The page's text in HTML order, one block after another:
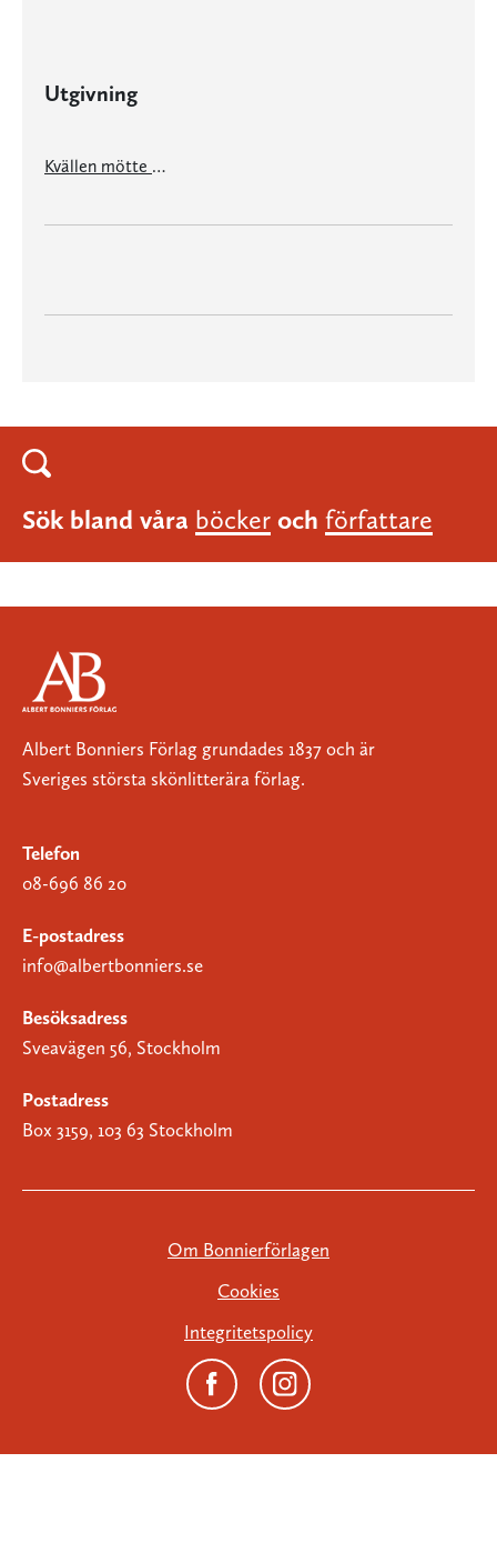
Utgivning
Kvällen mötte mig
Sök bland våra böcker och författare
Albert Bonniers Förlag grundades 1837 och är
Sveriges största skönlitterära förlag.
Telefon
08-696 86 20
E-postadress
info@albertbonniers.se
Besöksadress
Sveavägen 56, Stockholm
Postadress
Box 3159, 103 63 Stockholm
Om Bonnierförlagen
Cookies
Integritetspolicy